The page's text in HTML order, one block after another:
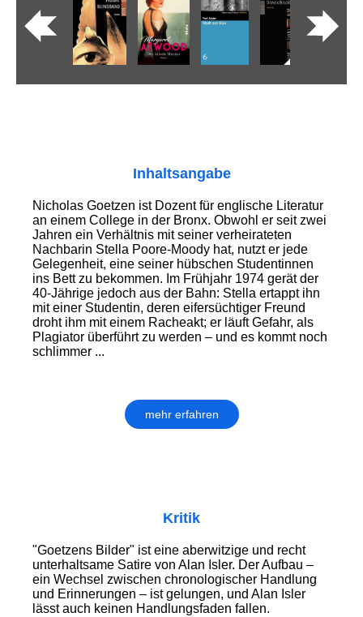
Inhaltsangabe
Nicholas Goetzen ist Dozent für englische Literatur
an einem College in der Bronx. Obwohl er seit zwei
Jahren ein Verhältnis mit seiner verheirateten
Nachbarin Stella Poore-Moody hat, nutzt er jede
Gelegenheit, eine seiner hübschen Studentinnen
ins Bett zu bekommen. Im Frühjahr 1974 gerät der
40-Jährige jedoch aus der Bahn: Stella ertappt ihn
mit einer Studentin, deren eifersüchtiger Freund
droht ihm mit einem Racheakt; er läuft Gefahr, als
Plagiator überführt zu werden – und es kommt noch
schlimmer ...
mehr erfahren
Kritik
"Goetzens Bilder" ist eine aberwitzige und recht
unterhaltsame Satire von Alan Isler. Der Aufbau –
ein Wechsel zwischen chronologischer Handlung
und Erinnerungen – ist gelungen, und Alan Isler
lässt auch keinen Handlungsfaden fallen.